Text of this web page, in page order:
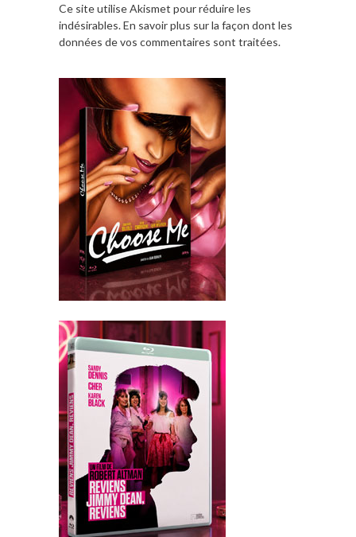
Ce site utilise Akismet pour réduire les
indésirables.En savoir plus sur la façon dont les
données de vos commentaires sont traitées.